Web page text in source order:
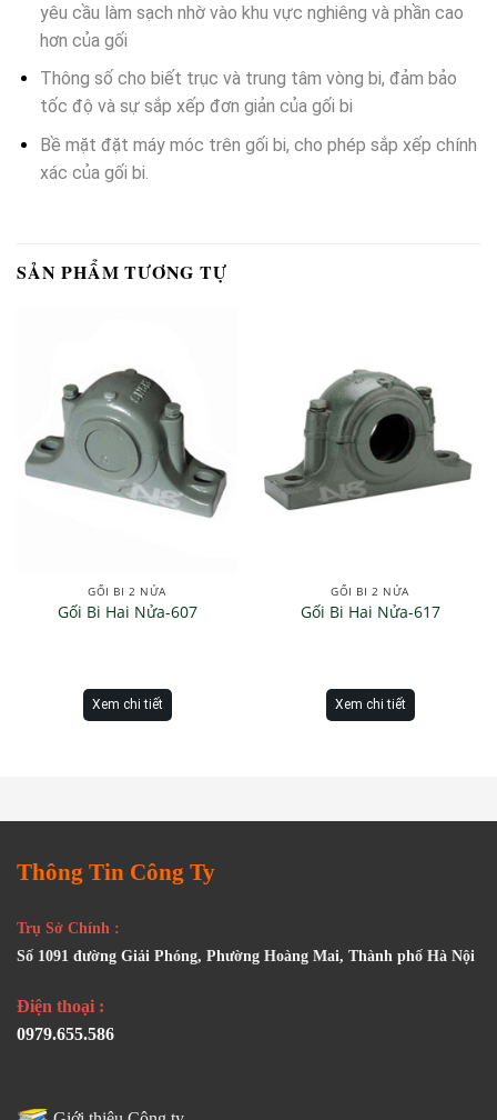
yêu cầu làm sạch nhờ vào khu vực nghiêng và phần cao
hơn của gối
Thông số cho biết trục và trung tâm vòng bi, đảm bảo
tốc độ và sự sắp xếp đơn giản của gối bi
Bề mặt đặt máy móc trên gối bi, cho phép sắp xếp chính
xác của gối bi.
SẢN PHẨM TƯƠNG TỰ
GỐI BI 2 NỬA
Gối Bi Hai Nửa-607
Xem chi tiết
GỐI BI 2 NỬA
Gối Bi Hai Nửa-617
Xem chi tiết
Thông Tin Công Ty
Trụ Sở Chính :
Số 1091 đường Giải Phóng, Phường Hoàng Mai, Thành phố Hà Nội
Điện thoại :
0979.655.586